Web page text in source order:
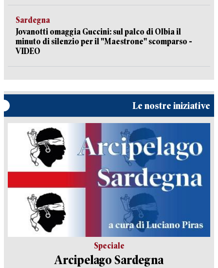
Sardegna
Jovanotti omaggia Guccini: sul palco di Olbia il
minuto di silenzio per il "Maestrone" scomparso -
VIDEO
Le nostre iniziative
Speciale
Arcipelago Sardegna